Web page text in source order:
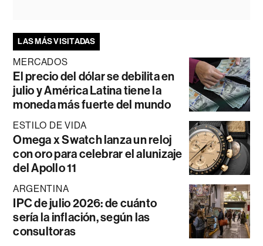
LAS MÁS VISITADAS
MERCADOS
El precio del dólar se debilita en
julio y América Latina tiene la
moneda más fuerte del mundo
ESTILO DE VIDA
Omega x Swatch lanza un reloj
con oro para celebrar el alunizaje
del Apollo 11
ARGENTINA
IPC de julio 2026: de cuánto
sería la inflación, según las
consultoras